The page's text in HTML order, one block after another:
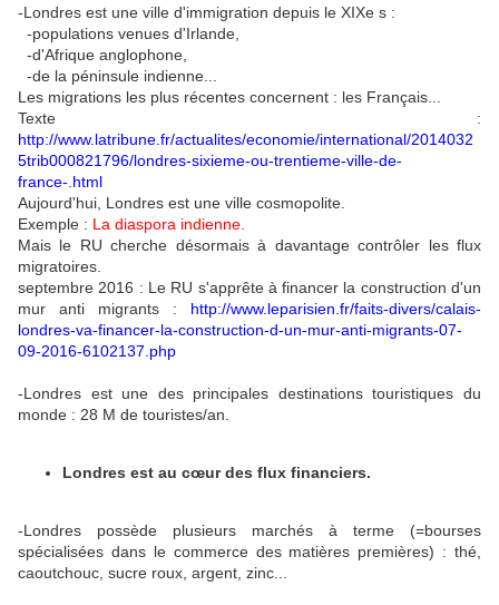
-Londres est une ville d'immigration depuis le XIXe s :
-populations venues d'Irlande,
-d'Afrique anglophone,
-de la péninsule indienne...
Les migrations les plus récentes concernent : les Français...
Texte :
http://www.latribune.fr/actualites/economie/international/2014032
5trib000821796/londres-sixieme-ou-trentieme-ville-de-
france-.html
Aujourd'hui, Londres est une ville cosmopolite.
Exemple : La diaspora indienne
Mais le RU cherche désormais à davantage contrôler les flux
migratoires.
septembre 2016 : Le RU s'apprête à financer la construction d'un
mur anti migrants : http://www.leparisien.fr/faits-divers/calais-
londres-va-financer-la-construction-d-un-mur-anti-migrants-07-
09-2016-6102137.php
-Londres est une des principales destinations touristiques du
monde : 28 M de touristes/an.
Londres est au cœur des flux financiers.
-Londres possède plusieurs marchés à terme (=bourses
spécialisées dans le commerce des matières premières) : thé,
caoutchouc, sucre roux, argent, zinc...